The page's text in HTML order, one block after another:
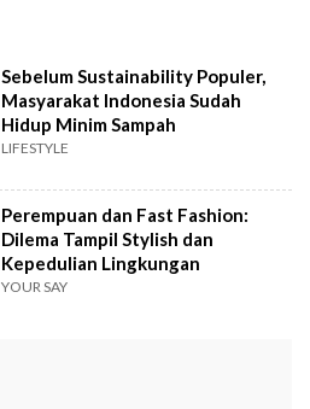
Sebelum Sustainability Populer,
Masyarakat Indonesia Sudah
Hidup Minim Sampah
LIFESTYLE
Perempuan dan Fast Fashion:
Dilema Tampil Stylish dan
Kepedulian Lingkungan
YOUR SAY